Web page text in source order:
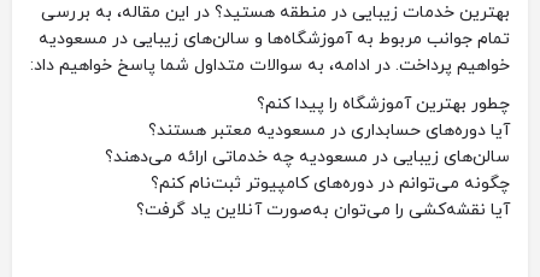
بهترین خدمات زیبایی در منطقه هستید؟ در این مقاله، به بررسی
تمام جوانب مربوط به آموزشگاه‌ها و سالن‌های زیبایی در مسعودیه
خواهیم پرداخت. در ادامه، به سوالات متداول شما پاسخ خواهیم داد:
چطور بهترین آموزشگاه را پیدا کنم؟
آیا دوره‌های حسابداری در مسعودیه معتبر هستند؟
سالن‌های زیبایی در مسعودیه چه خدماتی ارائه می‌دهند؟
چگونه می‌توانم در دوره‌های کامپیوتر ثبت‌نام کنم؟
آیا نقشه‌کشی را می‌توان به‌صورت آنلاین یاد گرفت؟